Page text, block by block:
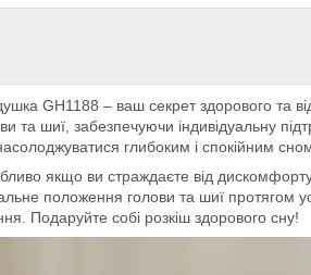
GH1188 – ваш секрет здорового та
та шиї, забезпечуючи індивідуальну
глибоким і спокійним
якщо ви страждаєте від
положення голови та шиї протягом
Подаруйте собі розкіш здорового сну!